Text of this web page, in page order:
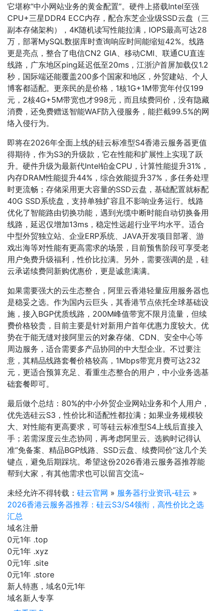
它堪称“中小网站业务的黄金配置”。硬件上搭载Intel至强
CPU+三星DDR4 ECC内存，配合东芝企业级SSD云盘（三
副本存储架构），4K随机读写性能拉满，IOPS最高可达28
万，部署MySQL数据库时查询响应时间能缩短42%。线路
更是亮点，整合了电信CN2 GIA、移动CMI、联通CU直连
线路，广东地区ping延迟低至20ms，江浙沪首屏加载仅1.2
秒，国际端还能覆盖200多个国家和地区，外贸建站、个人
博客都适配。更亲民的是价格，1核1G+1M带宽年付仅199
元，2核4G+5M带宽也才998元，而且续费同价，没有隐藏
消费，还免费赠送智能WAF防入侵服务，能拦截99.5%的网
络入侵行为。
即将在2026年全面上线的硅云标准型S4香港云服务器更值
得期待，作为S3的升级款，它在性能和扩展性上实现了跃
升。硬件升级为最新代Intel铂金CPU，计算性能提升31%，
内存DRAM性能提升44%，综合效能提升37%，多任务处理
时更流畅；存储采用更大容量的SSD云盘，基础配置就标配
40G SSD系统盘，支持单独扩容且不影响业务运行。线路
优化了智能路由切换功能，遇到光缆中断时能自动切换备用
线路，延迟仅增加13ms，稳定性远超行业平均水平。适合
中型外贸独立站、企业ERP系统、JAVA开发项目部署、游
戏出海等对性能有更高需求的场景，目前预售阶段可享受老
用户免费升级福利，性价比拉满。另外，需要强调的是，硅
云承诺续费同新购优惠价，更是诚意满满。
如果需要强大的云生态整合，阿里云香港轻量应用服务器也
是稳妥之选。作为国内云巨头，其香港节点依托全球基础设
施，接入BGP优质线路，200M峰值带宽不限月流量，但续
费价格较贵，目前主要是针对新用户首年优惠力度较大。优
势在于能无缝对接阿里云的对象存储、CDN、安全中心等
周边服务，适合需要多产品协同的中大型企业。不过要注
意，其精品线路套餐价格较高，1Mbps带宽月费可达232
元，更适合预算充足、看重生态整合的用户，中小业务选基
础套餐即可。
最后做个总结：80%的中小外贸企业网站业务和个人用户，
优先选硅云S3，性价比和适配性都拉满；如果业务规模较
大、对性能有更高要求，可等硅云标准型S4上线后直接入
手；若需深度云生态协同，再考虑阿里云。选购时记得认
准“免备案、精品BGP线路、SSD云盘、续费同价”这几个关
键点，避免后期踩坑。希望这份2026香港云服务器推荐能
帮到大家，有其他需求也可以留言交流~
未经允许不得转载： 硅云官网 » 服务器行业资讯-硅云 »
2026香港云服务器推荐：硅云S3/S4领衔，高性价比之选
汇总
域名注册
0元1年 .top
0元1年 .xyz
0元1年 .site
0元1年 .store
新人特惠，域名0元1年
域名新人专享